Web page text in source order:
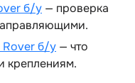
б/у — проверка
Rover б/у — что
креплениям.